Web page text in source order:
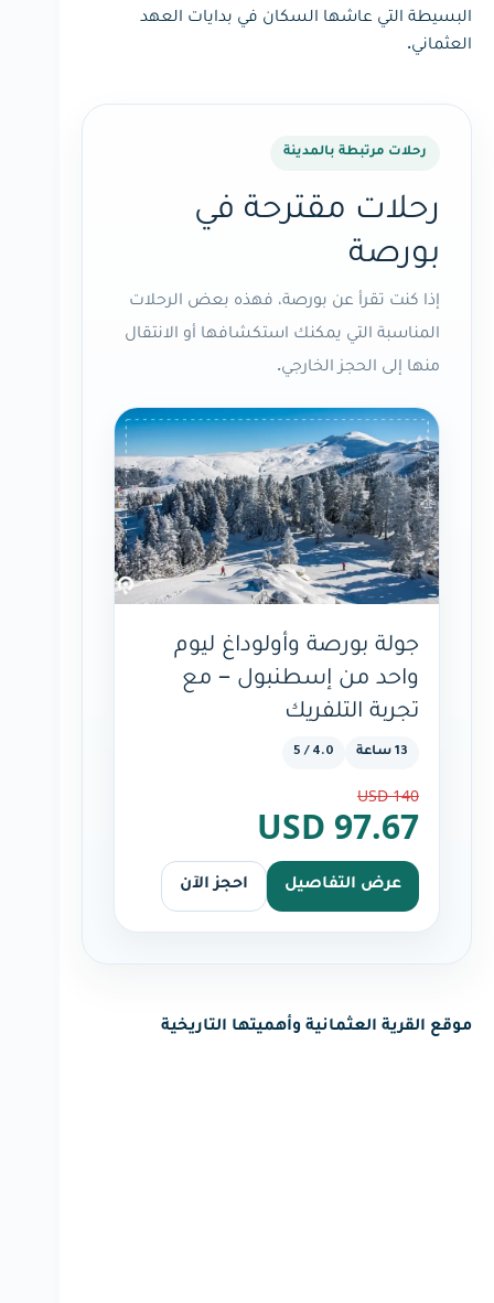
البسيطة التي عاشها السكان في بدايات العهد
العثماني.
رحلات مرتبطة بالمدينة
رحلات مقترحة في
بورصة
إذا كنت تقرأ عن بورصة، فهذه بعض الرحلات
المناسبة التي يمكنك استكشافها أو الانتقال
منها إلى الحجز الخارجي.
جولة بورصة وأولوداغ ليوم
واحد من إسطنبول – مع
تجربة التلفريك
13 ساعة 4.0 / 5
140 USD
97.67 USD
عرض التفاصيل احجز الآن
موقع القرية العثمانية وأهميتها التاريخية